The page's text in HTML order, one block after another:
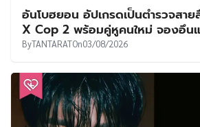
อันโบฮยอน อัปเกรดเป็นตำรวจสา
X Cop 2 พร้อมคู่หูคนใหม่ จองอึน
ByTANTARATOn03/08/2026